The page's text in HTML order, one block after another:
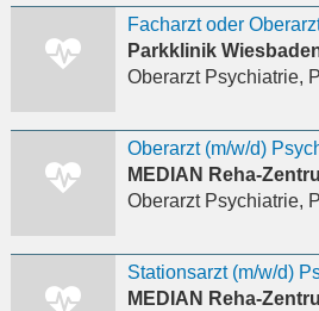
Parkklinik
Oberarzt (m/w/d)
MEDIAN Reha-
MEDIAN Reha-